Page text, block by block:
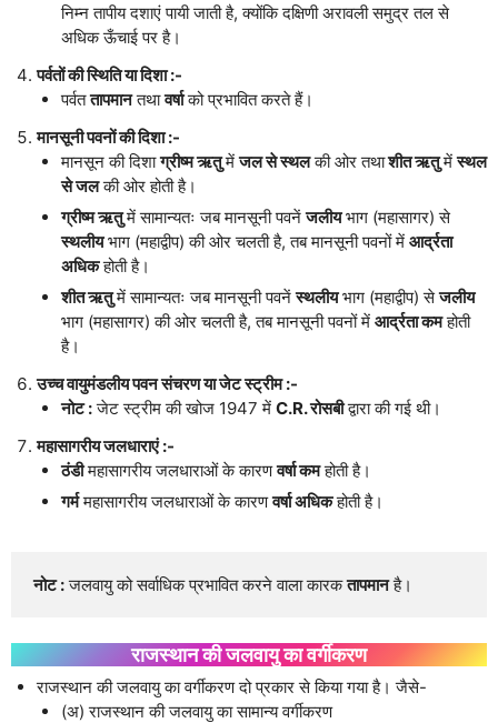
निम्न तापीय दशाएं पायी जाती है, क्योंकि दक्षिणी अरावली समुद्र तल से
अधिक ऊँचाई पर है।
पर्वतों की स्थिति या दिशा :-
पर्वततापमानतथावर्षाको प्रभावित करते हैं।
मानसूनी पवनों की दिशा :-
मानसून की दिशाग्रीष्म ऋतुमेंजल से स्थलकी ओर तथाशीत ऋतुमेंस्थल
से जलकी ओर होती है।
ग्रीष्म ऋतुमें सामान्यतः जब मानसूनी पवनेंजलीयभाग (महासागर) से
स्थलीयभाग (महाद्वीप) की ओर चलती है, तब मानसूनी पवनों में आर्द्रता
अधिकहोती है।
शीत ऋतुमें सामान्यतः जब मानसूनी पवनेंस्थलीयभाग (महाद्वीप) सेजलीय
भाग (महासागर) की ओर चलती है, तब मानसूनी पवनों में आर्द्रता कमहोती
है।
उच्च वायुमंडलीय पवन संचरण या जेट स्ट्रीम :-
नोट :जेट स्ट्रीम की खोज 1947 में C.R. रोसबीद्वारा की गई थी।
महासागरीय जलधाराएं :-
ठंडीमहासागरीय जलधाराओं के कारणवर्षा कमहोती है।
गर्ममहासागरीय जलधाराओं के कारणवर्षा अधिकहोती है।
नोट : जलवायु को सर्वाधिक प्रभावित करने वाला कारक तापमान है।
राजस्थान की जलवायु का वर्गीकरण
राजस्थान की जलवायु का वर्गीकरण दो प्रकार से किया गया है। जैसे-
(अ) राजस्थान की जलवायु का सामान्य वर्गीकरण